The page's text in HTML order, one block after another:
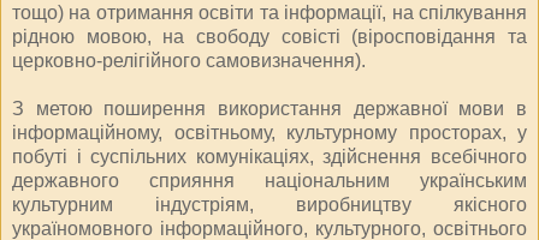
тощо) на отримання освіти та інформації, на спілкування
рідною мовою, на свободу совісті (віросповідання та
церковно-релігійного самовизначення).
З метою поширення використання державної мови в
інформаційному, освітньому, культурному просторах, у
побуті і суспільних комунікаціях, здійснення всебічного
державного сприяння національним українським
культурним індустріям, виробництву якісного
україномовного інформаційного, культурного, освітнього